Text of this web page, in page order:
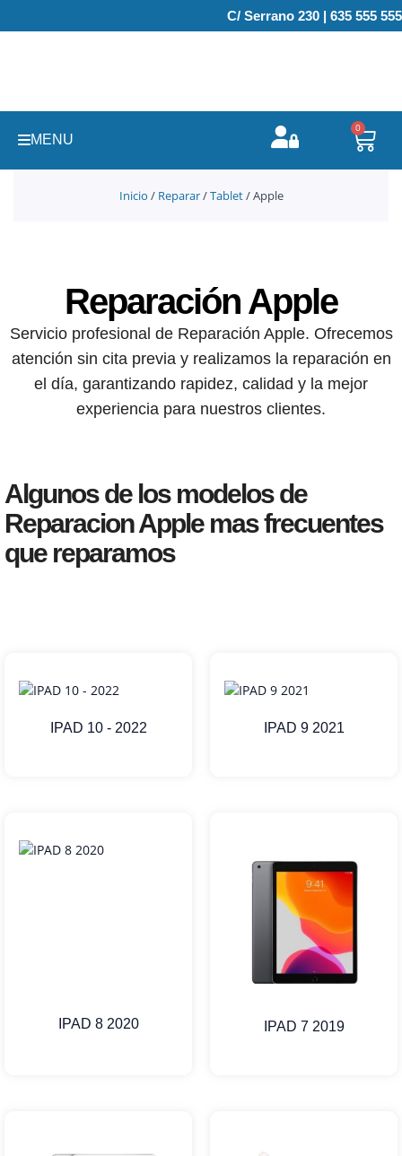
al
C/ Serrano 230 | 635 555 555
MENU
0
Inicio / Reparar/Tablet/ Apple
Reparación Apple
Servicio profesional de Reparación Apple. Ofrecemos
atención sin cita previa y realizamos la reparación en
el día, garantizando rapidez, calidad y la mejor
experiencia para nuestros clientes.
Algunos de los modelos de
Reparacion Apple mas frecuentes
que reparamos
IPAD 10 - 2022 IPAD 9 2021
IPAD 8 2020 IPAD 7 2019